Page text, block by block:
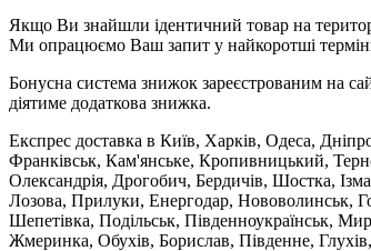
Якщо Ви знайшли ідентичний товар на
Ми опрацюємо Ваш запит у найкоротші
Бонусна система знижок зареєстрованим на
діятиме додаткова знижка.
Експрес доставка в Київ, Харків, Одеса,
Франківськ, Кам'янське, Кропивницький,
Олександрія, Дрогобич, Бердичів, Шостка,
Лозова, Прилуки, Енергодар, Нововолинськ,
Шепетівка, Подільськ, Південноукраїнськ,
Жмеринка, Обухів, Борислав, Південне,